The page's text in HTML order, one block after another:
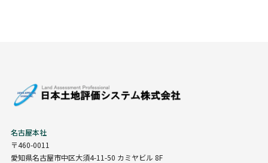
名古屋本社
〒460-0011
愛知県名古屋市中区大須4-11-50 カミヤビル 8F